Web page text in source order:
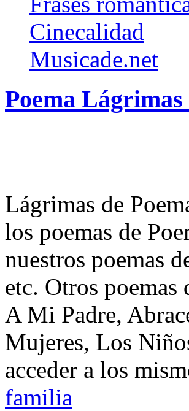
Cinecalidad
Musicade.net
Poema
Lágrimas de
los poemas de
nuestros poemas
etc. Otros
A Mi Padre,
Mujeres, Los
acceder a los
familia